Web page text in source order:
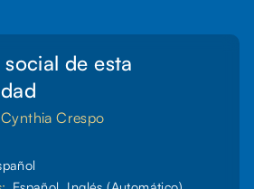
de esta
Crespo